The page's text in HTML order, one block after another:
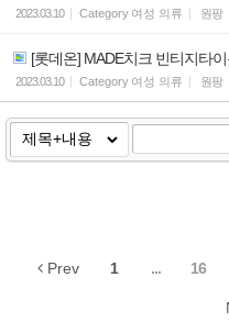
2023.03.10 Category 여성 의류 원팡
[롯데온] MADE치크 빈티지타
2023.03.10 Category 여성 의류 원팡
Prev 1 ... 16